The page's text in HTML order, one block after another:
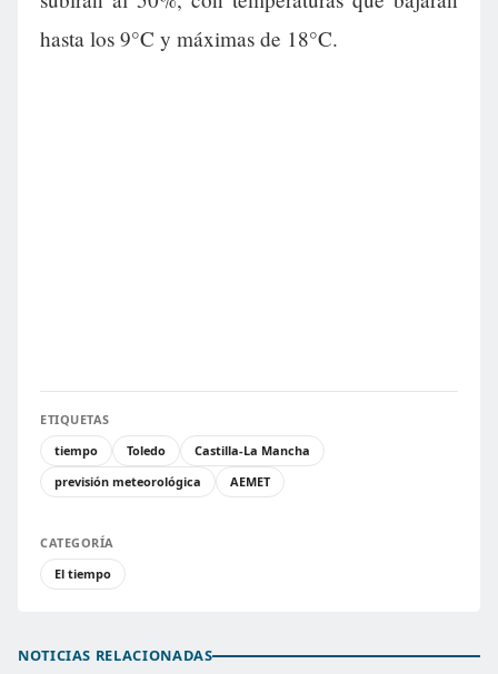
hasta los 9°C y máximas de 18°C.
ETIQUETAS
tiempo
Toledo
Castilla-La Mancha
previsión meteorológica
AEMET
CATEGORÍA
El tiempo
NOTICIAS RELACIONADAS